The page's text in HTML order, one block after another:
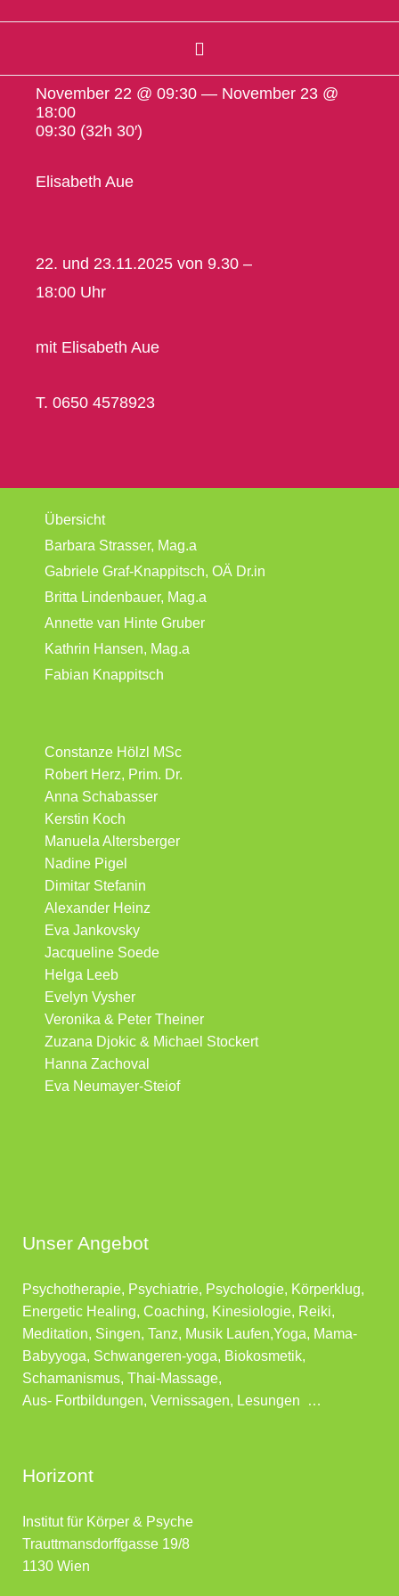
22. und 23.11.2025 von 9.30 –
18:00 Uhr
mit Elisabeth Aue
T. 0650 4578923
November 22 @ 09:30 — November 23 @
18:00
09:30 (32h 30′)
Elisabeth Aue
Übersicht
Barbara Strasser, Mag.a
Gabriele Graf-Knappitsch, OÄ Dr.in
Britta Lindenbauer, Mag.a
Annette van Hinte Gruber
Kathrin Hansen, Mag.a
Fabian Knappitsch
Constanze Hölzl MSc
Robert Herz, Prim. Dr.
Anna Schabasser
Kerstin Koch
Manuela Altersberger
Nadine Pigel
Dimitar Stefanin
Alexander Heinz
Eva Jankovsky
Jacqueline Soede
Helga Leeb
Evelyn Vysher
Veronika & Peter Theiner
Zuzana Djokic & Michael Stockert
Hanna Zachoval
Eva Neumayer-Steiof
Unser Angebot
Psychotherapie, Psychiatrie, Psychologie, Körperklug,
Energetic Healing, Coaching, Kinesiologie, Reiki,
Meditation, Singen, Tanz, Musik Laufen,Yoga, Mama-
Babyyoga, Schwangeren-yoga, Biokosmetik,
Schamanismus, Thai-Massage,
Aus- Fortbildungen, Vernissagen, Lesungen …
Horizont
Institut für Körper & Psyche
Trauttmansdorffgasse 19/8
1130 Wien